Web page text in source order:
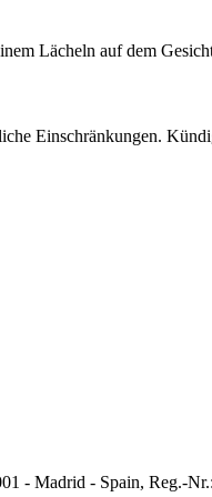
Lächeln auf dem
Einschränkungen.
- Madrid - Spain, Reg.-